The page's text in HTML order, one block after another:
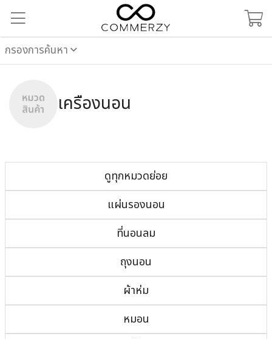
กรองการค้นหา
เครื่องนอน
ดูทุกหมวดย่อย
แผ่นรองนอน
ที่นอนลม
ถุงนอน
ผ้าห่ม
หมอน